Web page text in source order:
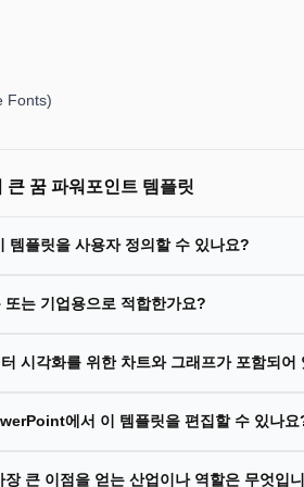
Fonts)
큰 꿈 파워포인트 템플릿
템플릿을 사용자 정의할 수 있나요?
또는 기업용으로 적합한가요?
시각화를 위한 차트와 그래프가 포함되어
에서 이 템플릿을 편집할 수 있나요
장 큰 이점을 얻는 산업이나 역할은 무엇입